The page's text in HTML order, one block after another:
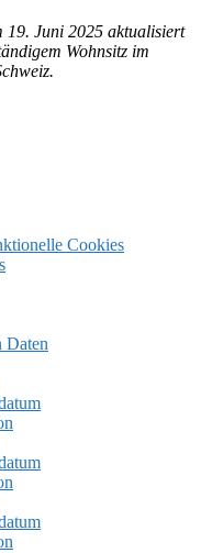
19. Juni 2025 aktualisiert
Wohnsitz im
Cookies
Daten